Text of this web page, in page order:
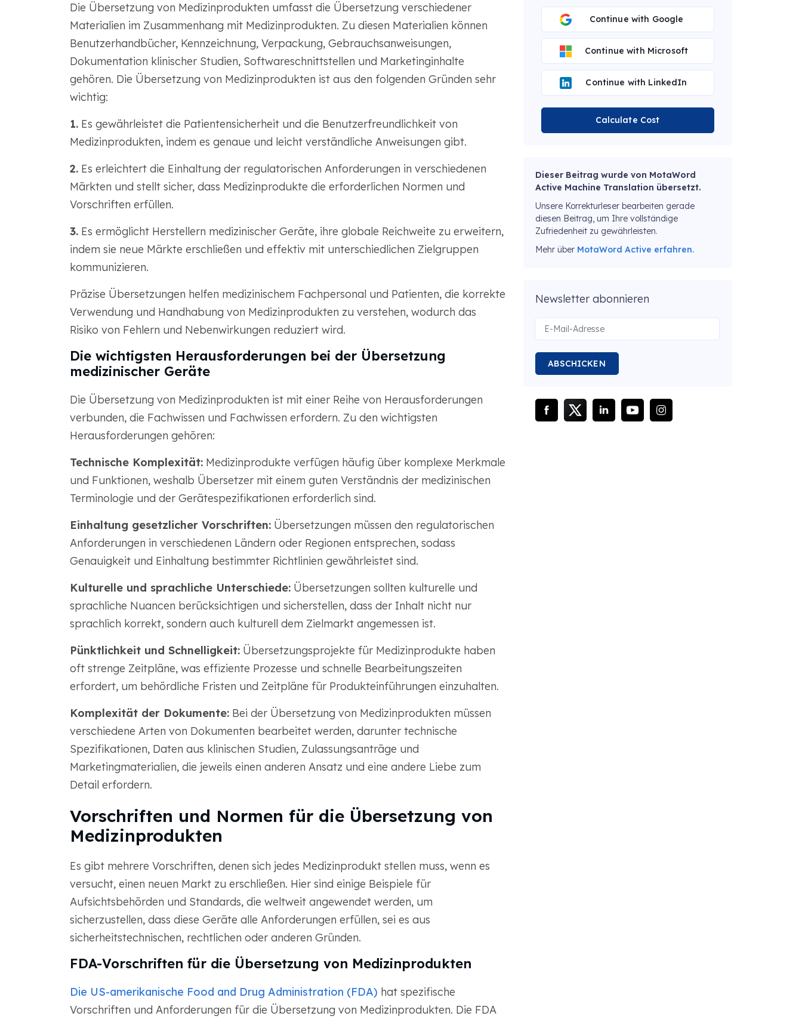
Die Übersetzung von Medizinprodukten umfasst die Übersetzung verschiedener
Materialien im Zusammenhang mit Medizinprodukten. Zu diesen Materialien können
Benutzerhandbücher, Kennzeichnung, Verpackung, Gebrauchsanweisungen,
Dokumentation klinischer Studien, Softwareschnittstellen und Marketinginhalte
gehören. Die Übersetzung von Medizinprodukten ist aus den folgenden Gründen sehr
wichtig:
1.Es gewährleistet die Patientensicherheit und die Benutzerfreundlichkeit von
Medizinprodukten, indem es genaue und leicht verständliche Anweisungen gibt.
2.Es erleichtert die Einhaltung der regulatorischen Anforderungen in verschiedenen
Märkten und stellt sicher, dass Medizinprodukte die erforderlichen Normen und
Vorschriften erfüllen.
3.Es ermöglicht Herstellern medizinischer Geräte, ihre globale Reichweite zu erweitern,
indem sie neue Märkte erschließen und effektiv mit unterschiedlichen Zielgruppen
kommunizieren.
Präzise Übersetzungen helfen medizinischem Fachpersonal und Patienten, die korrekte
Verwendung und Handhabung von Medizinprodukten zu verstehen, wodurch das
Risiko von Fehlern und Nebenwirkungen reduziert wird.
Die wichtigsten Herausforderungen bei der Übersetzung
medizinischer Geräte
Die Übersetzung von Medizinprodukten ist mit einer Reihe von Herausforderungen
verbunden, die Fachwissen und Fachwissen erfordern. Zu den wichtigsten
Herausforderungen gehören:
Technische Komplexität:Medizinprodukte verfügen häufig über komplexe Merkmale
und Funktionen, weshalb Übersetzer mit einem guten Verständnis der medizinischen
Terminologie und der Gerätespezifikationen erforderlich sind.
Einhaltung gesetzlicher Vorschriften:Übersetzungen müssen den regulatorischen
Anforderungen in verschiedenen Ländern oder Regionen entsprechen, sodass
Genauigkeit und Einhaltung bestimmter Richtlinien gewährleistet sind.
Kulturelle und sprachliche Unterschiede:Übersetzungen sollten kulturelle und
sprachliche Nuancen berücksichtigen und sicherstellen, dass der Inhalt nicht nur
sprachlich korrekt, sondern auch kulturell dem Zielmarkt angemessen ist.
Pünktlichkeit und Schnelligkeit:Übersetzungsprojekte für Medizinprodukte haben
oft strenge Zeitpläne, was effiziente Prozesse und schnelle Bearbeitungszeiten
erfordert, um behördliche Fristen und Zeitpläne für Produkteinführungen einzuhalten.
Komplexität der Dokumente:Bei der Übersetzung von Medizinprodukten müssen
verschiedene Arten von Dokumenten bearbeitet werden, darunter technische
Spezifikationen, Daten aus klinischen Studien, Zulassungsanträge und
Marketingmaterialien, die jeweils einen anderen Ansatz und eine andere Liebe zum
Detail erfordern.
Vorschriften und Normen für die Übersetzung von
Medizinprodukten
Es gibt mehrere Vorschriften, denen sich jedes Medizinprodukt stellen muss, wenn es
versucht, einen neuen Markt zu erschließen. Hier sind einige Beispiele für
Aufsichtsbehörden und Standards, die weltweit angewendet werden, um
sicherzustellen, dass diese Geräte alle Anforderungen erfüllen, sei es aus
sicherheitstechnischen, rechtlichen oder anderen Gründen.
FDA-Vorschriften für die Übersetzung von Medizinprodukten
Die US-amerikanische Food and Drug Administration (FDA) hat spezifische
Vorschriften und Anforderungen für die Übersetzung von Medizinprodukten. Die FDA
Continue with Google
Continue with Microsoft
Continue with LinkedIn
Calculate Cost
Dieser Beitrag wurde von MotaWord
Active Machine Translation übersetzt.
Unsere Korrekturleser bearbeiten gerade
diesen Beitrag, um Ihre vollständige
Zufriedenheit zu gewährleisten.
Mehr über MotaWord Active erfahren.
Newsletter abonnieren
ABSCHICKEN